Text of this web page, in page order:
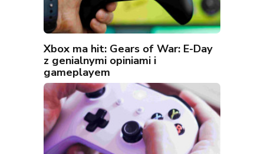
Xbox ma hit: Gears of War: E-Day
z genialnymi opiniami i
gameplayem